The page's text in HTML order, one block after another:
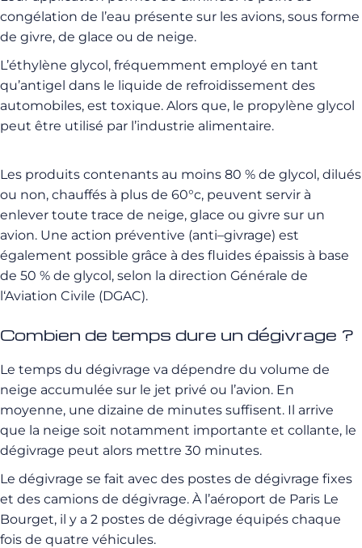
congélation de l’eau présente sur les avions, sous forme
de givre, de glace ou de neige.
L’éthylène glycol, fréquemment employé en tant
qu’antigel dans le liquide de refroidissement des
automobiles, est toxique. Alors que, le propylène glycol
peut être utilisé par l’industrie alimentaire.
Les produits contenants au moins 80 % de glycol, dilués
ou non, chauffés à plus de 60°c, peuvent servir à
enlever toute trace de neige, glace ou givre sur un
avion. Une action préventive (anti–givrage) est
également possible grâce à des fluides épaissis à base
de 50 % de glycol, selon la direction Générale de
l‘Aviation Civile (DGAC).
Combien de temps dure un dégivrage ?
Le temps du dégivrage va dépendre du volume de
neige accumulée sur le jet privé ou l’avion. En
moyenne, une dizaine de minutes suffisent. Il arrive
que la neige soit notamment importante et collante, le
dégivrage peut alors mettre 30 minutes.
Le dégivrage se fait avec des postes de dégivrage fixes
et des camions de dégivrage. À l’aéroport de Paris Le
Bourget, il y a 2 postes de dégivrage équipés chaque
fois de quatre véhicules.